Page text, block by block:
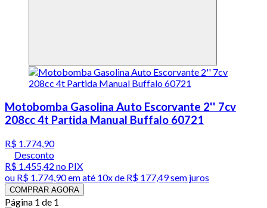
Motobomba Gasolina Auto Escorvante 2'' 7cv
208cc 4t Partida Manual Buffalo 60721
R$ 1.774,90
Desconto
R$ 1.455,42 no PIX
ou R$ 1.774,90em até 10x de R$ 177,49 sem juros
COMPRAR AGORA
Página 1 de 1